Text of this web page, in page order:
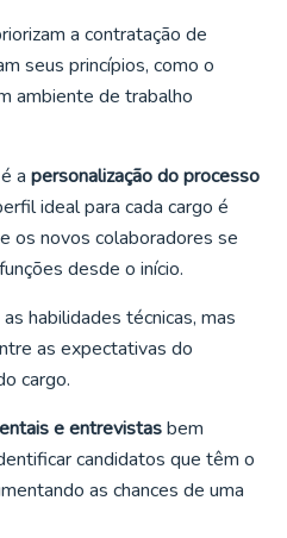
a contratação de
seus princípios, como o
ambiente de trabalho
a personalização do processo
ideal para cada cargo é
os novos colaboradores se
desde o início.
habilidades técnicas, mas
as expectativas do
cargo.
e entrevistasbem
candidatos que têm o
as chances de uma